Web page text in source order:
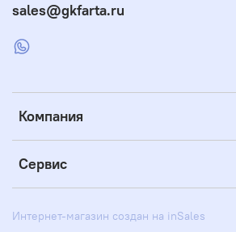
Компания
Сервис
sales@gkfarta.ru
Интернет-магазин создан на inSales